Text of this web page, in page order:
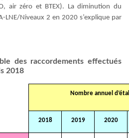
air zéro et BTEX). La diminution du
LNE/Niveaux 2 en 2020 s’explique par
des raccordements effectués
2018
Nombre annuel
2018 2019 2020